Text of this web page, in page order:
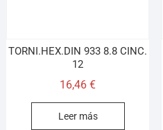
TORNI.HEX.DIN 933 8.8 CINC.
12
16,46€
Leer más